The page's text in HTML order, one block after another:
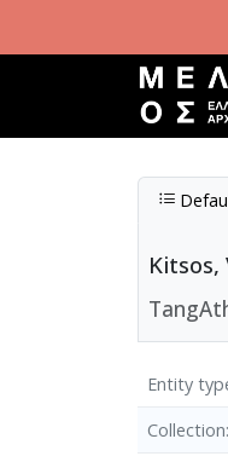
Entity
Collection